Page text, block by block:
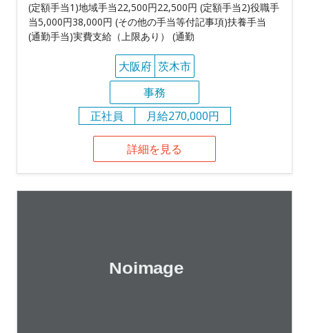
(定額手当1)地域手当22,500円22,500円 (定額手当2)役職手
当5,000円38,000円 (その他の手当等付記事項)扶養手当
(通勤手当)実費支給（上限あり） (通勤
大阪府 茨木市
事務
正社員
月給270,000円
詳細を見る